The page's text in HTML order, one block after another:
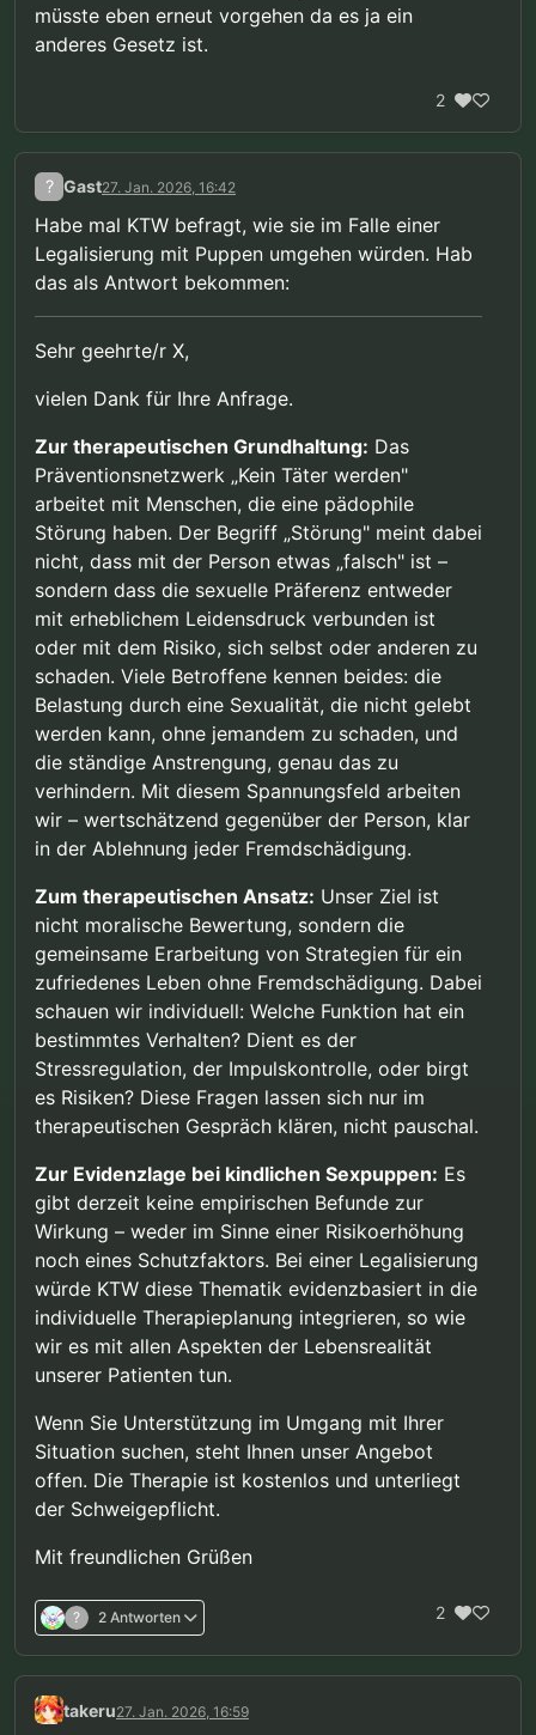
müsste eben erneut vorgehen da es ja ein
anderes Gesetz ist.
2
? Gast27. Jan. 2026, 16:42
Habe mal KTW befragt, wie sie im Falle einer
Legalisierung mit Puppen umgehen würden. Hab
das als Antwort bekommen:
Sehr geehrte/r X,
vielen Dank für Ihre Anfrage.
Zur therapeutischen Grundhaltung: Das
Präventionsnetzwerk „Kein Täter werden"
arbeitet mit Menschen, die eine pädophile
Störung haben. Der Begriff „Störung" meint dabei
nicht, dass mit der Person etwas „falsch" ist –
sondern dass die sexuelle Präferenz entweder
mit erheblichem Leidensdruck verbunden ist
oder mit dem Risiko, sich selbst oder anderen zu
schaden. Viele Betroffene kennen beides: die
Belastung durch eine Sexualität, die nicht gelebt
werden kann, ohne jemandem zu schaden, und
die ständige Anstrengung, genau das zu
verhindern. Mit diesem Spannungsfeld arbeiten
wir – wertschätzend gegenüber der Person, klar
in der Ablehnung jeder Fremdschädigung.
Zum therapeutischen Ansatz: Unser Ziel ist
nicht moralische Bewertung, sondern die
gemeinsame Erarbeitung von Strategien für ein
zufriedenes Leben ohne Fremdschädigung. Dabei
schauen wir individuell: Welche Funktion hat ein
bestimmtes Verhalten? Dient es der
Stressregulation, der Impulskontrolle, oder birgt
es Risiken? Diese Fragen lassen sich nur im
therapeutischen Gespräch klären, nicht pauschal.
Zur Evidenzlage bei kindlichen Sexpuppen: Es
gibt derzeit keine empirischen Befunde zur
Wirkung – weder im Sinne einer Risikoerhöhung
noch eines Schutzfaktors. Bei einer Legalisierung
würde KTW diese Thematik evidenzbasiert in die
individuelle Therapieplanung integrieren, so wie
wir es mit allen Aspekten der Lebensrealität
unserer Patienten tun.
Wenn Sie Unterstützung im Umgang mit Ihrer
Situation suchen, steht Ihnen unser Angebot
offen. Die Therapie ist kostenlos und unterliegt
der Schweigepflicht.
Mit freundlichen Grüßen
? 2 Antworten 2
takeru27. Jan. 2026, 16:59